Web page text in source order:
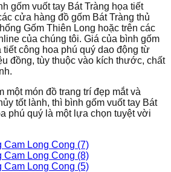
gốm vuốt tay Bát Tràng họa tiết
cửa hàng đồ gốm Bát Tràng thủ
Gốm Thiên Long hoặc trên các
của chúng tôi. Giá của bình gốm
tiết công hoa phú quý dao động từ
đồng, tùy thuộc vào kích thước, chất
một món đồ trang trí đẹp mắt và
tốt lành, thì bình gốm vuốt tay Bát
phú quý là một lựa chọn tuyệt vời